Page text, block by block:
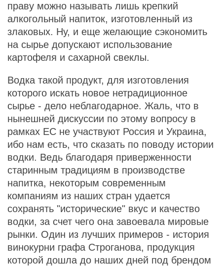
праву можно называть лишь крепкий
алкогольный напиток, изготовленный из
злаковых. Ну, и еще желающие сэкономить
на сырье допускают использование
картофеля и сахарной свеклы.
Водка такой продукт, для изготовления
которого искать новое нетрадиционное
сырье - дело неблагодарное. Жаль, что в
нынешней дискуссии по этому вопросу в
рамках ЕС не участвуют Россия и Украина,
ибо нам есть, что сказать по поводу истории
водки. Ведь благодаря приверженности
старинным традициям в производстве
напитка, некоторым современным
компаниям из наших стран удается
сохранять "исторические" вкус и качество
водки, за счет чего она завоевала мировые
рынки. Один из лучших примеров - история
винокурни графа Строганова, продукция
которой дошла до наших дней под брендом